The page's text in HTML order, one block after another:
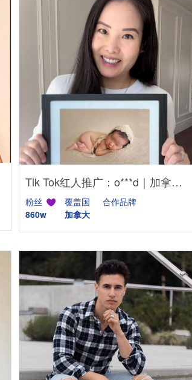
Tik Tok红人推广：o***d｜加拿大 生活娱乐
粉丝
860w
覆盖国
加拿大
合作品牌